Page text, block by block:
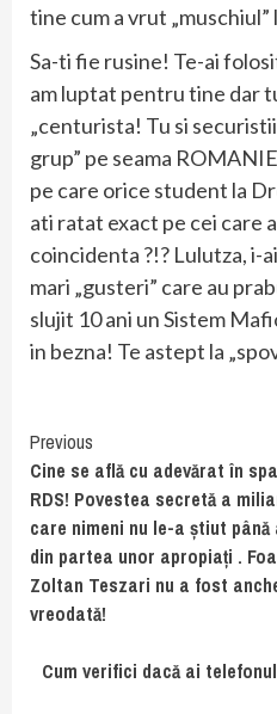
tine cum a vrut „muschiul”
Sa-ti fie rusine! Te-ai
am luptat pentru tine dar
„centurista! Tu si
grup” pe seama
pe care orice student la
ati ratat exact pe cei care
coincidenta ?!? Lulutza, i-
mari „gusteri” care au
slujit 10 ani un Sistem
in bezna! Te astept la
Continue
Reading
Previous
Cine se află cu adevărat în
RDS! Povestea secretă a
care nimeni nu le-a știut
din partea unor apropiați .
Zoltan Teszari nu a fost
vreodată!
Cum verifici dacă ai